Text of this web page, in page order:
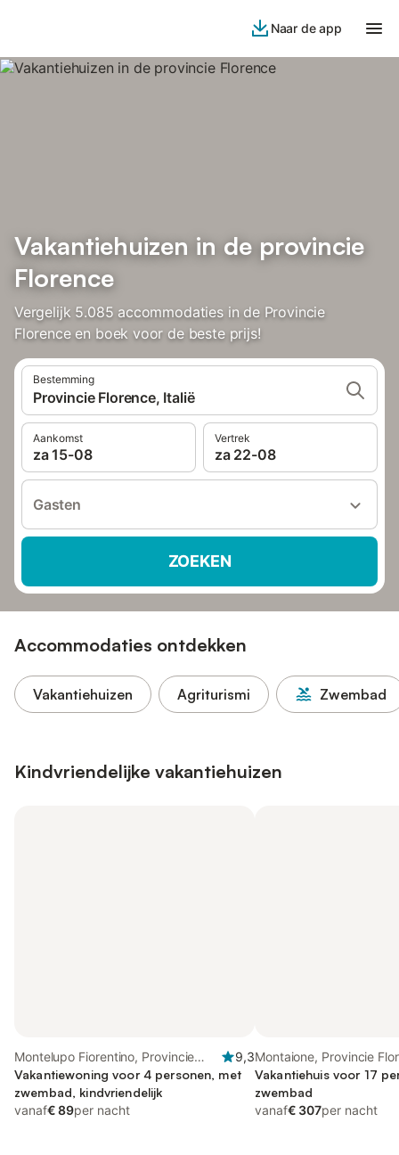
Naar de app
Vakantiehuizen in de provincie
Florence
Vergelijk 5.085 accommodaties in de Provincie
Florence en boek voor de beste prijs!
Bestemming
Provincie Florence, Italië
Aankomst
za 15-08
Vertrek
za 22-08
Gasten
ZOEKEN
Accommodaties ontdekken
Vakantiehuizen Agriturismi Zwembad
Kindvriendelijke vakantiehuizen
Montelupo Fiorentino, Provincie
Florence
9,3
Vakantiewoning voor 4 personen, met
zwembad, kindvriendelijk
vanaf€ 89per nacht
Montaione, Provincie
Vakantiehuis voor 17
zwembad
vanaf€ 307per nacht